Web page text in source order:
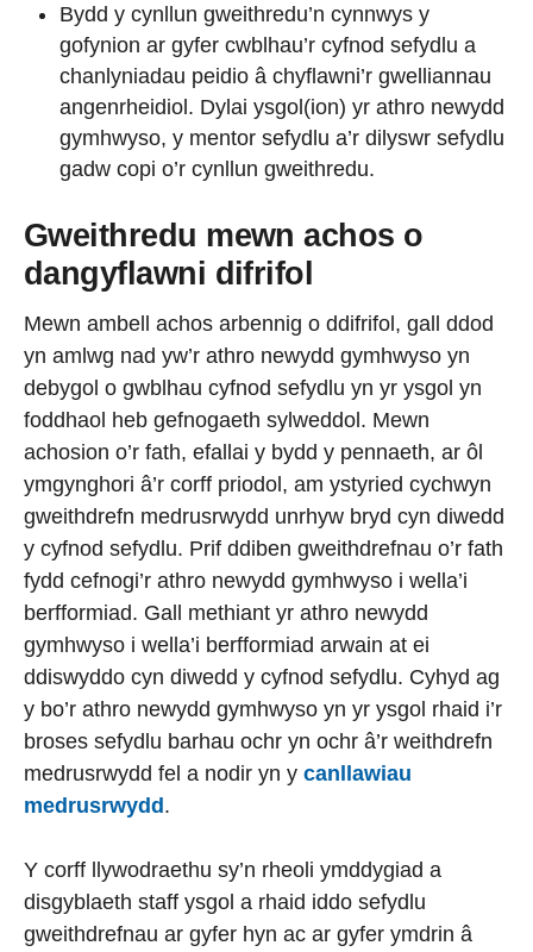
Bydd y cynllun gweithredu’n cynnwys y
gofynion ar gyfer cwblhau’r cyfnod sefydlu a
chanlyniadau peidio â chyflawni’r gwelliannau
angenrheidiol. Dylai ysgol(ion) yr athro newydd
gymhwyso, y mentor sefydlu a’r dilyswr sefydlu
gadw copi o’r cynllun gweithredu.
Gweithredu mewn achos o
dangyflawni difrifol
Mewn ambell achos arbennig o ddifrifol, gall ddod
yn amlwg nad yw’r athro newydd gymhwyso yn
debygol o gwblhau cyfnod sefydlu yn yr ysgol yn
foddhaol heb gefnogaeth sylweddol. Mewn
achosion o’r fath, efallai y bydd y pennaeth, ar ôl
ymgynghori â’r corff priodol, am ystyried cychwyn
gweithdrefn medrusrwydd unrhyw bryd cyn diwedd
y cyfnod sefydlu. Prif ddiben gweithdrefnau o’r fath
fydd cefnogi’r athro newydd gymhwyso i wella’i
berfformiad. Gall methiant yr athro newydd
gymhwyso i wella’i berfformiad arwain at ei
ddiswyddo cyn diwedd y cyfnod sefydlu. Cyhyd ag
y bo’r athro newydd gymhwyso yn yr ysgol rhaid i’r
broses sefydlu barhau ochr yn ochr â’r weithdrefn
medrusrwydd fel a nodir yn y canllawiau
medrusrwydd .
Y corff llywodraethu sy’n rheoli ymddygiad a
disgyblaeth staff ysgol a rhaid iddo sefydlu
gweithdrefnau ar gyfer hyn ac ar gyfer ymdrin â